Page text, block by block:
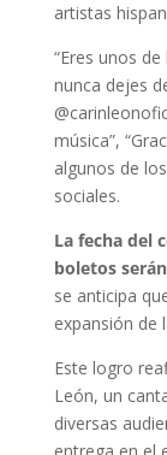
artistas
“Eres unos
nunca dejes
música”,
algunos de
sociales.
La fecha del
boletos
se anticipa
expansión de
Este logro
León, un
diversas